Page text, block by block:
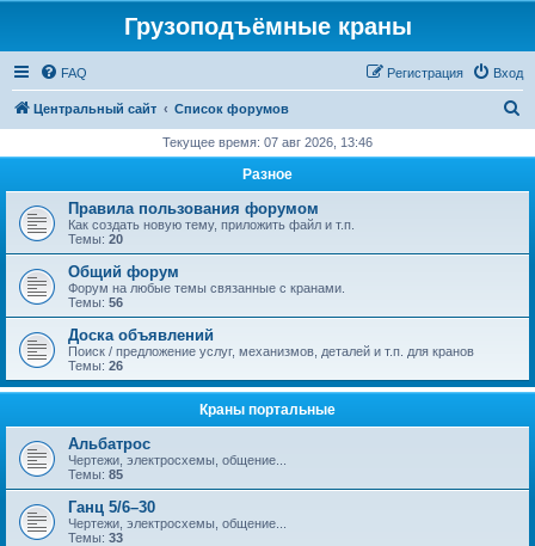
Грузоподъёмные краны
FAQ Вход
Регистрация
Центральный сайт Список форумов
с
Текущее время: 07 авг 2026, 13:46
Разное
Правила пользования форумом
Как создать новую тему, приложить файл и т.п.
Темы: 20
Общий форум
Форум на любые темы связанные с кранами.
Темы: 56
Доска объявлений
Поиск / предложение услуг, механизмов, деталей и т.п. для кранов
Темы: 26
Краны портальные
Альбатрос
Чертежи, электросхемы, общение...
Темы: 85
Ганц 5/6–30
Чертежи, электросхемы, общение...
Темы: 33